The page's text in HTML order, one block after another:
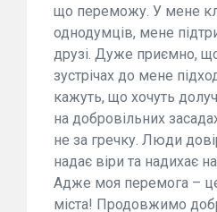
що переможу. У мене
однодумців, мене
друзі. Дуже приємно,
зустрічах до мене
кажуть, що хочуть
на добровільних
не за гречку. Люди
надає віри та надихає
Адже моя перемога –
міста! Продовжимо